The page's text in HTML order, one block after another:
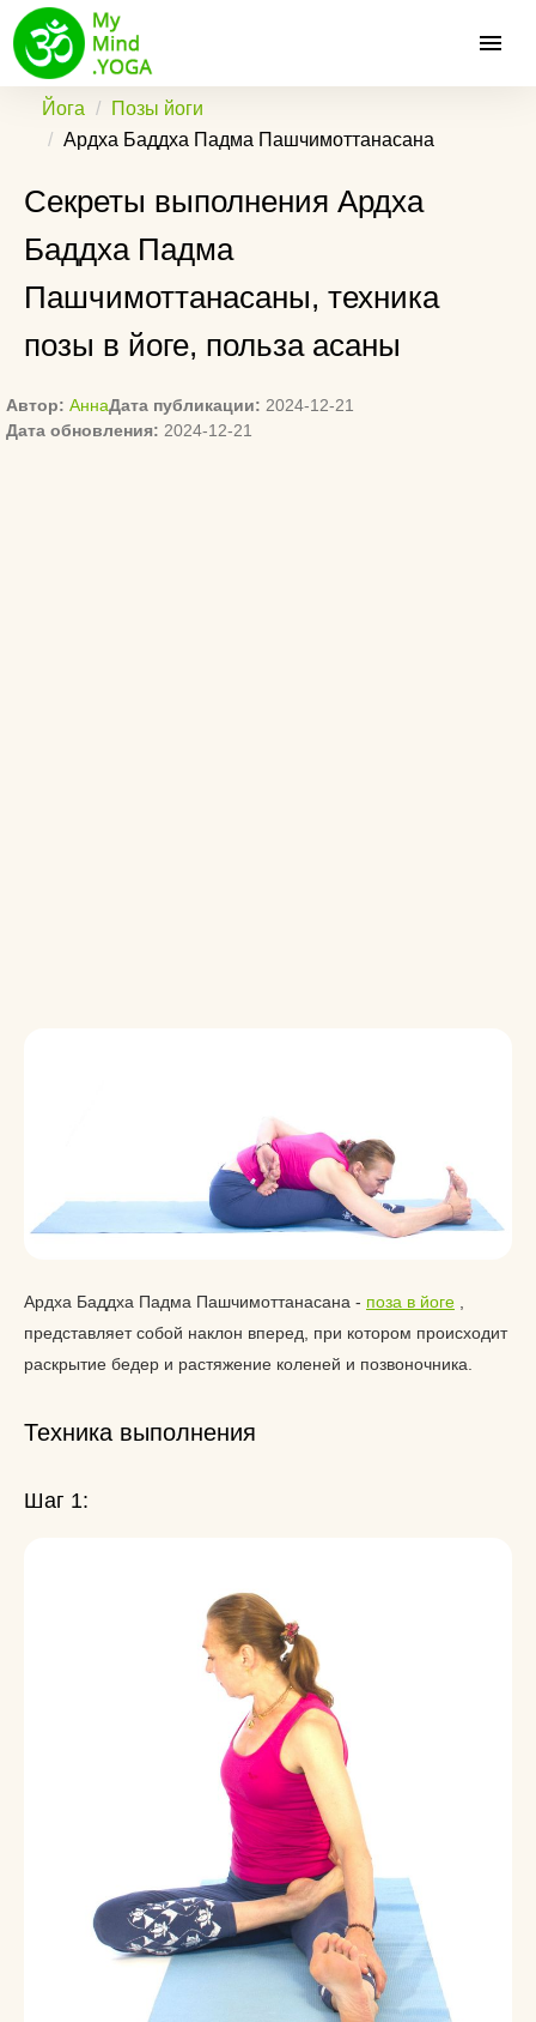
Йога
Позы йоги
Ардха Баддха Падма Пашчимоттанасана
Секреты выполнения Ардха
Баддха Падма
Пашчимоттанасаны, техника
позы в йоге, польза асаны
Автор: АннаДата публикации: 2024-12-21
Дата обновления: 2024-12-21
Ардха Баддха Падма Пашчимоттанасана - поза в йоге
представляет собой наклон вперед, при котором происходит
раскрытие бедер и растяжение коленей и позвоночника.
Техника выполнения
Шаг 1: